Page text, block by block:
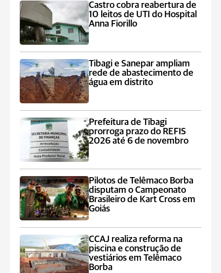
Castro cobra reabertura de
10 leitos de UTI do Hospital
Anna Fiorillo
Tibagi e Sanepar ampliam
rede de abastecimento de
água em distrito
Prefeitura de Tibagi
prorroga prazo do REFIS
2026 até 6 de novembro
Pilotos de Telêmaco Borba
disputam o Campeonato
Brasileiro de Kart Cross em
Goiás
CCAJ realiza reforma na
piscina e construção de
vestiários em Telêmaco
Borba